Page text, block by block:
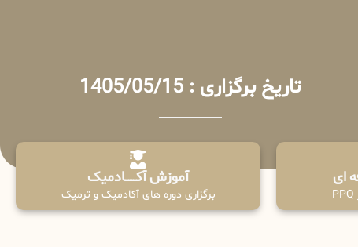
تاریخ برگزاری : 1405/05/15
آموزش آکـــــــادمیک
برگزاری دوره های آکادمیک و ترمیک